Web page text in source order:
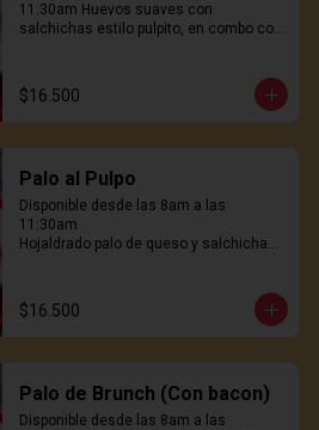
11:30am Huevos suaves con
salchichas estilo pulpito, en combo con
$16.500
Palo al Pulpo
Disponible desde las 8am a las
11:30am
Hojaldrado palo de queso y salchichas
$16.500
Palo de Brunch (Con bacon)
Disponible desde las 8am a las